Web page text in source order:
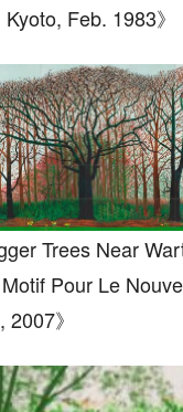
Feb. 1983》
Trees Near
Pour Le
》